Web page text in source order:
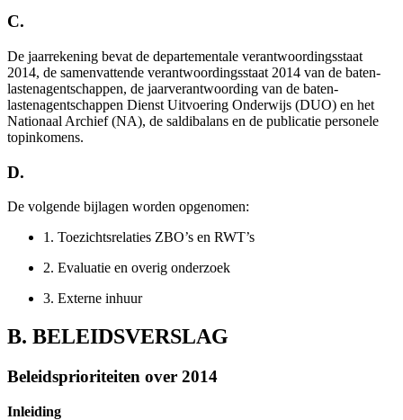
C.
De jaarrekening bevat de departementale verantwoordingsstaat
2014, de samenvattende verantwoordingsstaat 2014 van de baten-
lastenagentschappen, de jaarverantwoording van de baten-
lastenagentschappen Dienst Uitvoering Onderwijs (DUO) en het
Nationaal Archief (NA), de saldibalans en de publicatie personele
topinkomens.
D.
De volgende bijlagen worden opgenomen:
1. Toezichtsrelaties ZBO’s en RWT’s
2. Evaluatie en overig onderzoek
3. Externe inhuur
B. BELEIDSVERSLAG
Beleidsprioriteiten over 2014
Inleiding